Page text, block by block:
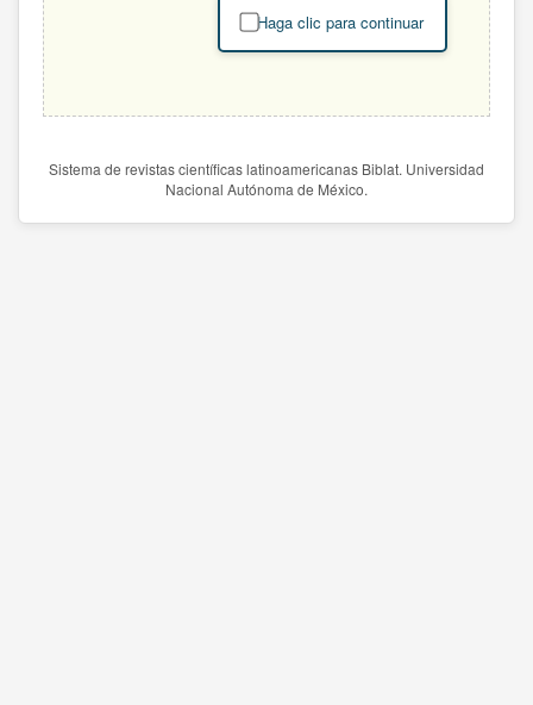
Haga clic para continuar
Sistema de revistas científicas latinoamericanas Biblat. Universidad
Nacional Autónoma de México.